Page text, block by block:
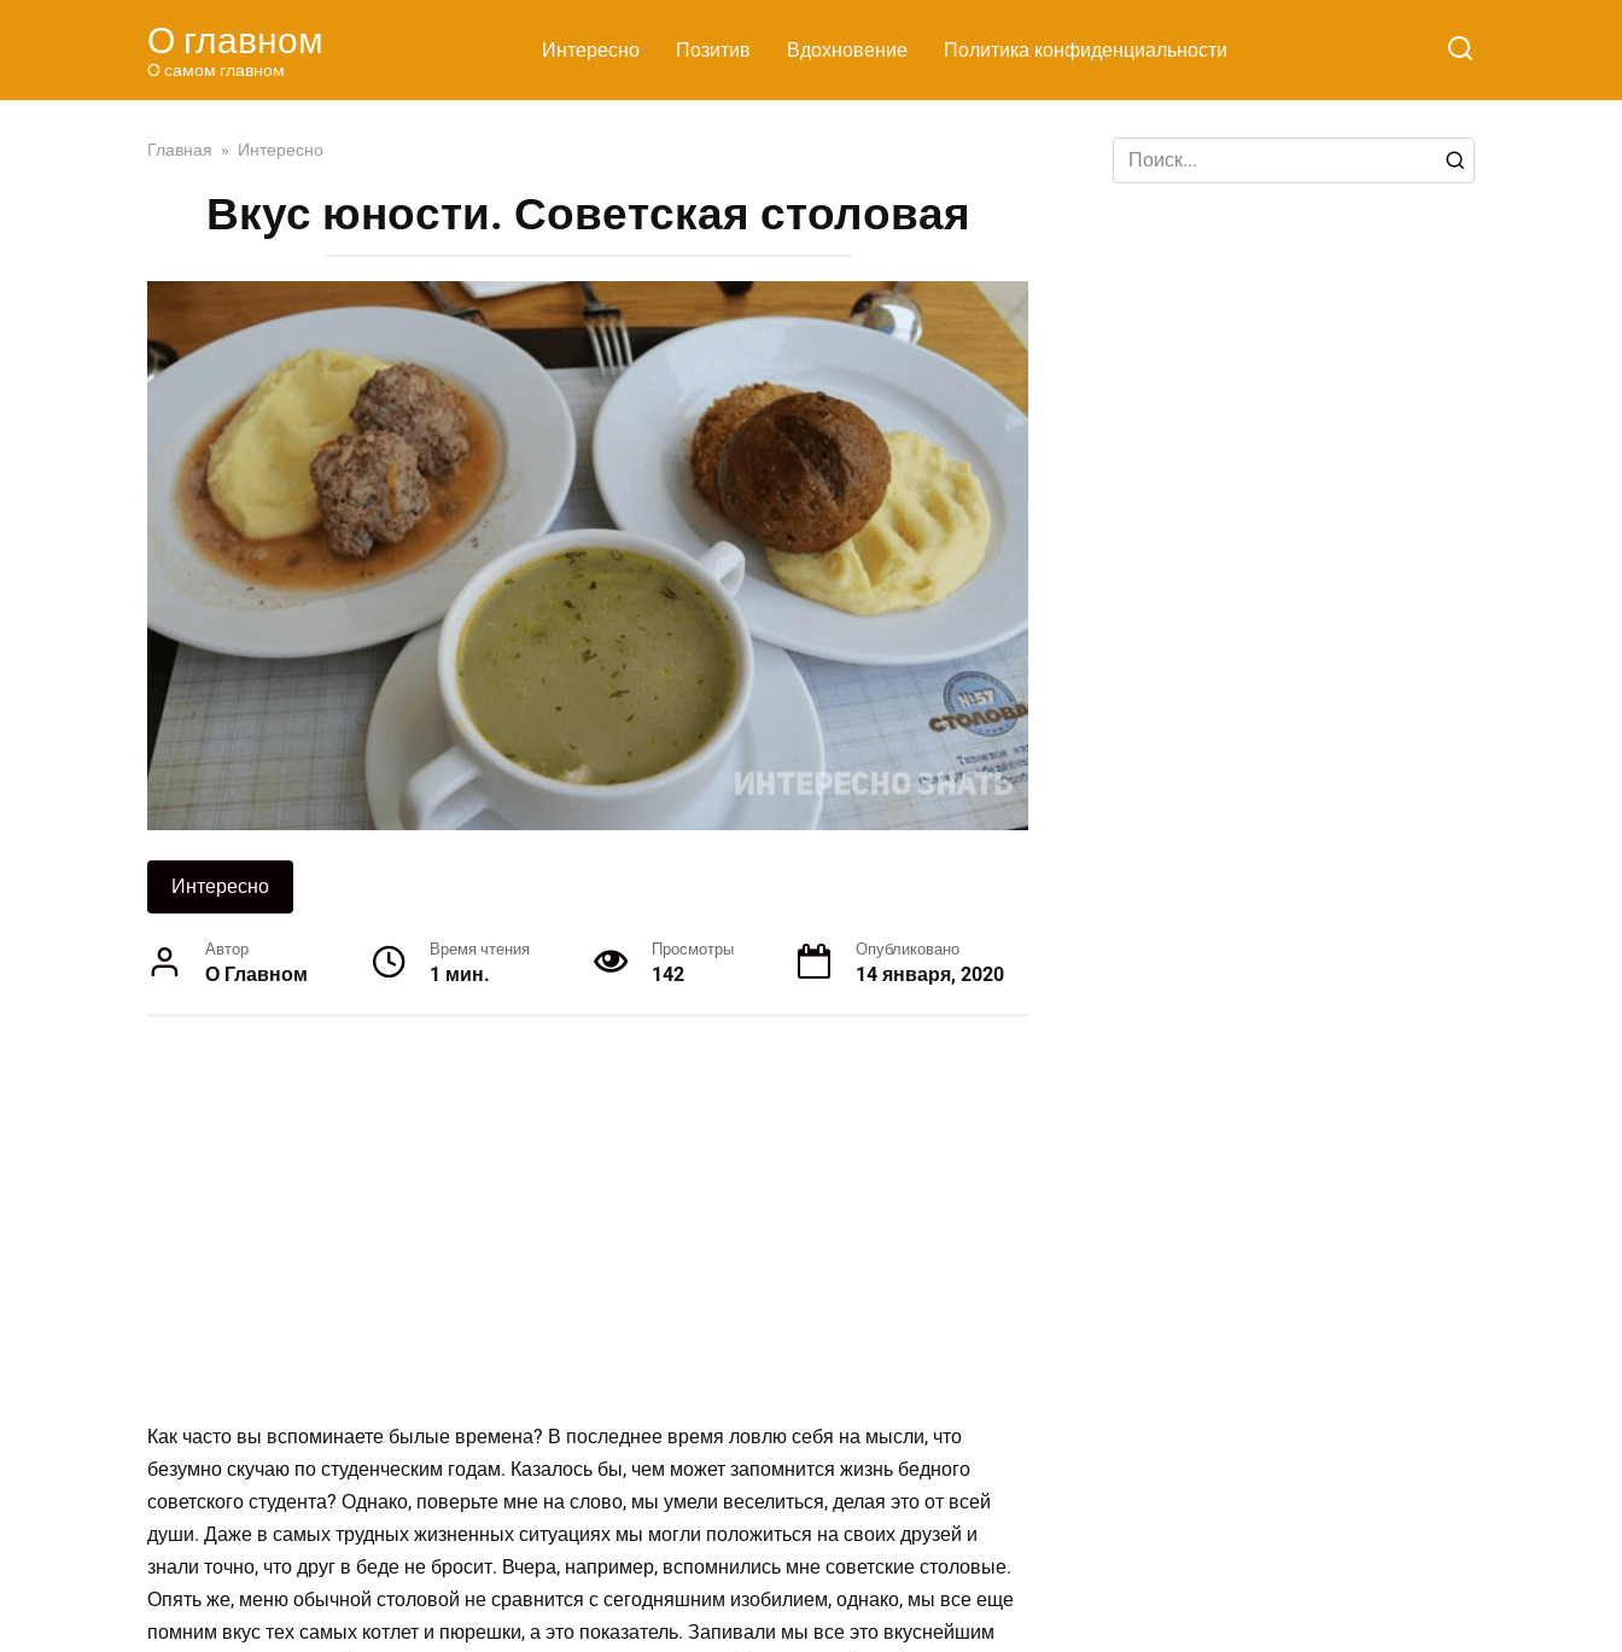
О главном
О самом главном
Интересно Позитив Вдохновение Политика конфиденциальности
Главная » Интересно
Вкус юности. Советская столовая
Интересно
Автор
О Главном
Время чтения
1 мин.
Просмотры
142
Опубликовано
14 января, 2020
Как часто вы вспоминаете былые времена? В последнее время ловлю себя на мысли, что
безумно скучаю по студенческим годам. Казалось бы, чем может запомнится жизнь бедного
советского студента? Однако, поверьте мне на слово, мы умели веселиться, делая это от всей
души. Даже в самых трудных жизненных ситуациях мы могли положиться на своих друзей и
знали точно, что друг в беде не бросит. Вчера, например, вспомнились мне советские столовые.
Опять же, меню обычной столовой не сравнится с сегодняшним изобилием, однако, мы все еще
помним вкус тех самых котлет и пюрешки, а это показатель. Запивали мы все это вкуснейшим
Search
for: